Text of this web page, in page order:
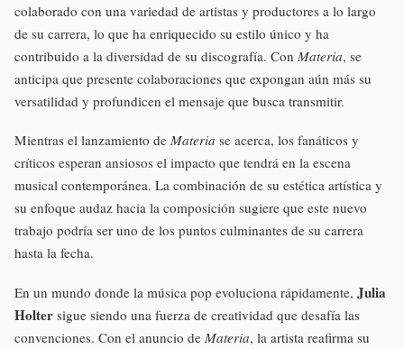
colaborado con una variedad de artistas y productores a lo largo
de su carrera, lo que ha enriquecido su estilo único y ha
contribuido a la diversidad de su discografía. Con Materia, se
anticipa que presente colaboraciones que expongan aún más su
versatilidad y profundicen el mensaje que busca transmitir.
Mientras el lanzamiento de Materia se acerca, los fanáticos y
críticos esperan ansiosos el impacto que tendrá en la escena
musical contemporánea. La combinación de su estética artística y
su enfoque audaz hacia la composición sugiere que este nuevo
trabajo podría ser uno de los puntos culminantes de su carrera
hasta la fecha.
En un mundo donde la música pop evoluciona rápidamente, Julia
Holter sigue siendo una fuerza de creatividad que desafía las
convenciones. Con el anuncio de Materia, la artista reafirma su